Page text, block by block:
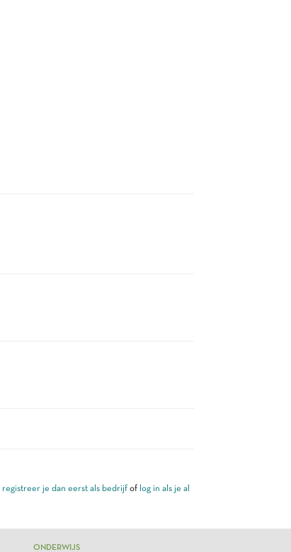
registreer je dan eerst als bedrijfof log in als je al
ONDERWIJS